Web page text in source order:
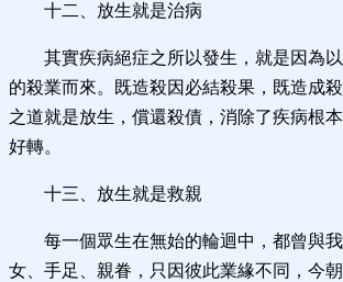
十二、放生就是治病
其實疾病絕症之所以發生，就是因為
的殺業而來。既造殺因必結殺果，既造成
之道就是放生，償還殺債，消除了疾病根
好轉。
十三、放生就是救親
每一個眾生在無始的輪迴中，都曾與
女、手足、親眷，只因彼此業緣不同，今